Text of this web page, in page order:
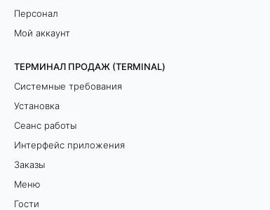
Персонал
Мой аккаунт
ТЕРМИНАЛ ПРОДАЖ (TERMINAL)
Системные требования
Установка
Сеанс работы
Интерфейс приложения
Заказы
Меню
Гости